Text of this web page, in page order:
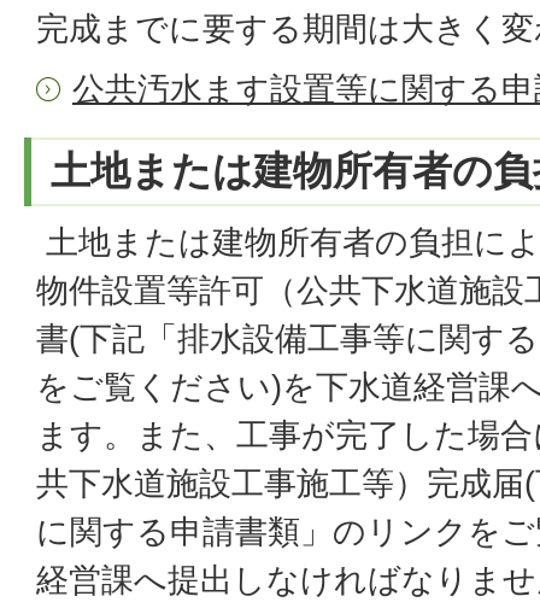
完成までに要する期間は大きく
公共汚水ます設置等に関する
土地または建物所有者の
土地または建物所有者の負担に
物件設置等許可（公共下水道施設
書(下記「排水設備工事等に関す
をご覧ください)を下水道経営課
ます。また、工事が完了した場
共下水道施設工事施工等）完成届
に関する申請書類」のリンクを
経営課へ提出しなければなりま